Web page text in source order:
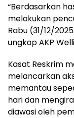
“Berdasarkan
melakukan
Rabu (31/12/
ungkap AKP
Kasat Reskrim
melancarkan
memantau
hari dan
diawasi oleh